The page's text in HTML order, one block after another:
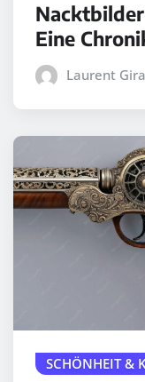
Eine
Laurent
SCHÖNHEIT &